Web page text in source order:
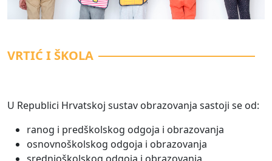
VRTIĆ I ŠKOLA
U Republici Hrvatskoj sustav obrazovanja sastoji se od:
ranog i predškolskog odgoja i obrazovanja
osnovnoškolskog odgoja i obrazovanja